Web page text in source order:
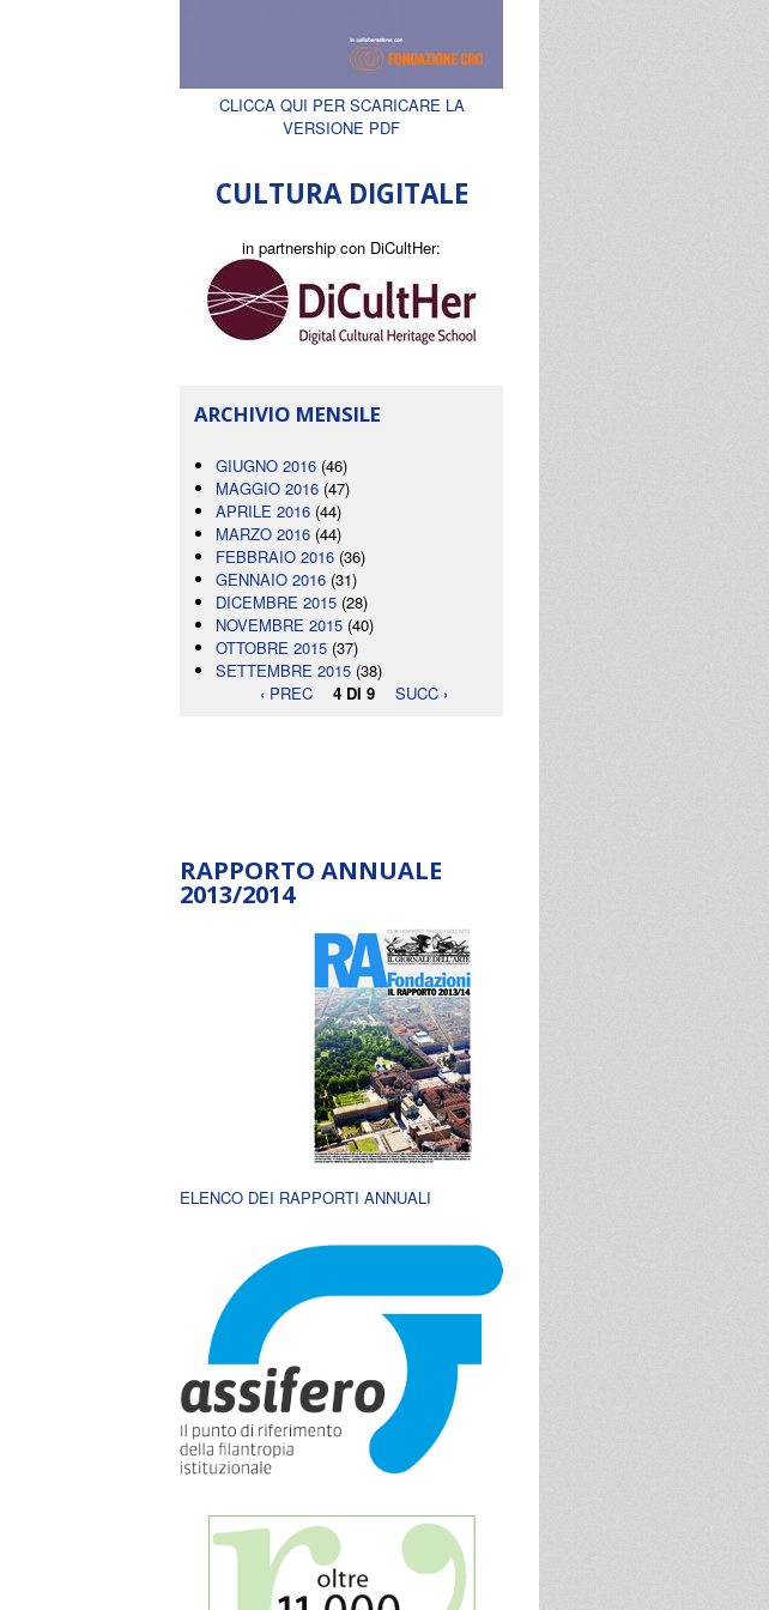
CLICCA QUI PER SCARICARE LA
VERSIONE PDF
CULTURA DIGITALE
in partnership con DiCultHer:
ARCHIVIO MENSILE
GIUGNO 2016 (46)
MAGGIO 2016 (47)
APRILE 2016 (44)
MARZO 2016 (44)
FEBBRAIO 2016 (36)
GENNAIO 2016 (31)
DICEMBRE 2015 (28)
NOVEMBRE 2015 (40)
OTTOBRE 2015 (37)
SETTEMBRE 2015 (38)
‹ PREC
4 DI 9 SUCC ›
RAPPORTO ANNUALE
2013/2014
ELENCO DEI RAPPORTI ANNUALI